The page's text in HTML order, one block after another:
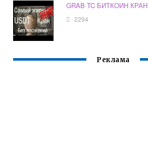
GRAB TC БИТКОИН КРАН
2294
Реклама